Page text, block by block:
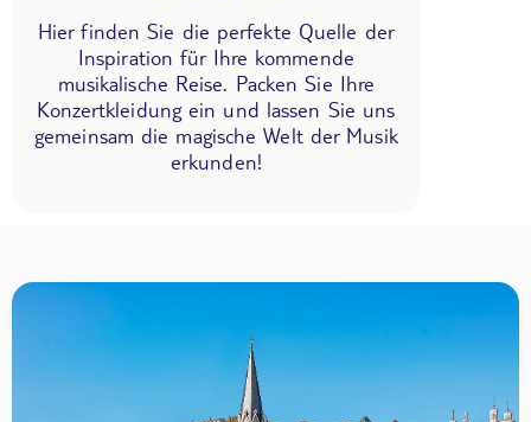
Hier finden Sie die perfekte Quelle der
Inspiration für Ihre kommende
musikalische Reise. Packen Sie Ihre
Konzertkleidung ein und lassen Sie uns
gemeinsam die magische Welt der Musik
erkunden!